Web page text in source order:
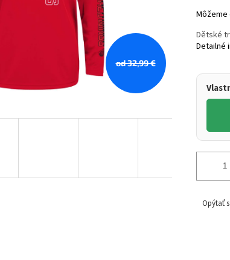
od 32,99 €
Dětské
Detailné
Opýtať